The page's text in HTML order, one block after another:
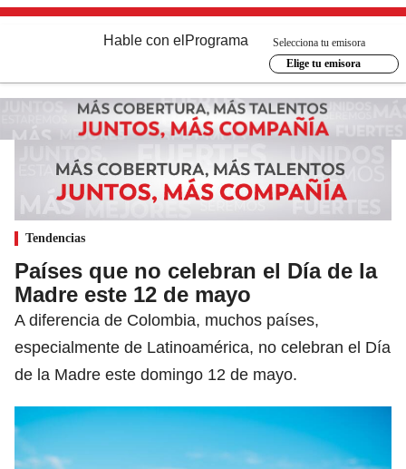
Hable con el Programa
Selecciona tu emisora
Elige tu emisora
Tendencias
Países que no celebran el Día de la
Madre este 12 de mayo
A diferencia de Colombia, muchos países,
especialmente de Latinoamérica, no celebran el Día
de la Madre este domingo 12 de mayo.